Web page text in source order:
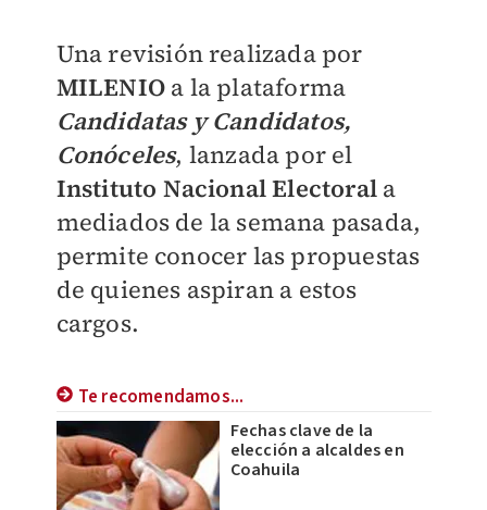
Una revisión realizada por
MILENIO a la plataforma
Candidatas y Candidatos,
Conóceles, lanzada por el
Instituto Nacional Electoral a
mediados de la semana pasada,
permite conocer las propuestas
de quienes aspiran a estos
cargos.
Te recomendamos...
Fechas clave de la
elección a alcaldes en
Coahuila